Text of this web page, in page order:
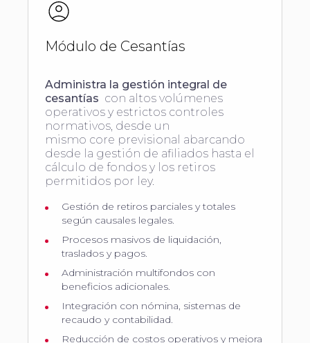
Módulo de Cesantías
Administra la gestión integral de
cesantías con altos volúmenes
operativos y estrictos controles
normativos, desde un
mismo core previsional abarcando
desde la gestión de afiliados hasta el
cálculo de fondos y los retiros
permitidos por ley.
Gestión de retiros parciales y totales
según causales legales.
Procesos masivos de liquidación,
traslados y pagos.
Administración multifondos con
beneficios adicionales.
Integración con nómina, sistemas de
recaudo y contabilidad.
Reducción de costos operativos y mejora